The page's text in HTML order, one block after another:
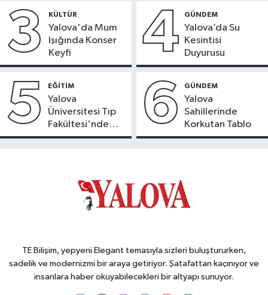
3 KÜLTÜR
Yalova'da Mum
Işığında Konser
Keyfi
4 GÜNDEM
Yalova’da Su
Kesintisi
Duyurusu
5 EĞİTİM
Yalova
Üniversitesi Tıp
Fakültesi'nde
Yeni Dönem
6 GÜNDEM
Yalova
Sahillerinde
Korkutan Tablo
TE Bilişim, yepyeni Elegant temasıyla sizleri buluştururken,
sadelik ve modernizmi bir araya getiriyor. Şatafattan kaçınıyor ve
insanlara haber okuyabilecekleri bir altyapı sunuyor.